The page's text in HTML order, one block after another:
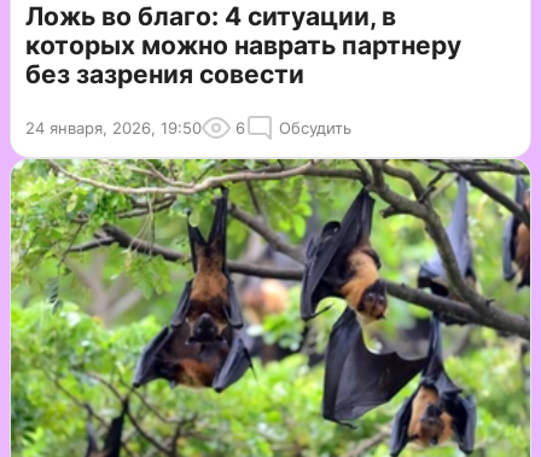
Ложь во благо: 4 ситуации, в
которых можно наврать партнеру
без зазрения совести
24 января, 2026, 19:50 6 Обсудить